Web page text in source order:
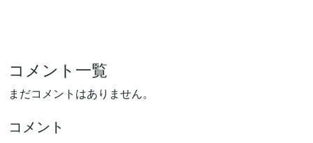
コメント一覧
まだコメントはありません。
コメント